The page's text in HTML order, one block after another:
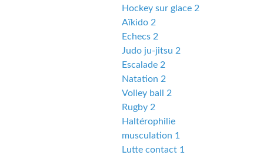
Hockey sur glace 2
Aïkido 2
Echecs 2
Judo ju-jitsu 2
Escalade 2
Natation 2
Volley ball 2
Rugby 2
Haltérophilie
musculation 1
Lutte contact 1